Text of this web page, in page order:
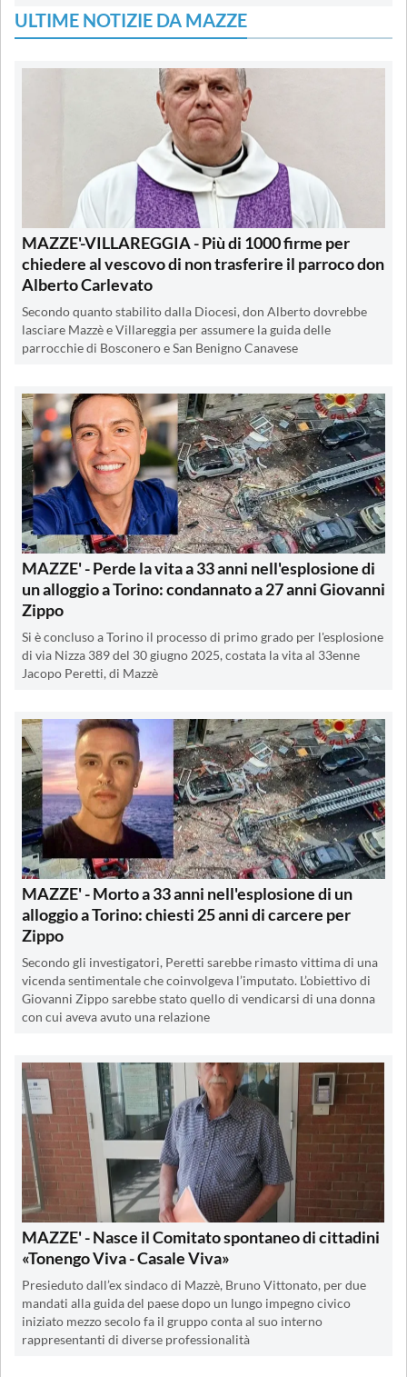
ULTIME NOTIZIE DA MAZZE
MAZZE'-VILLAREGGIA - Più di 1000 firme per
chiedere al vescovo di non trasferire il parroco don
Alberto Carlevato
Secondo quanto stabilito dalla Diocesi, don Alberto dovrebbe
lasciare Mazzè e Villareggia per assumere la guida delle
parrocchie di Bosconero e San Benigno Canavese
MAZZE' - Perde la vita a 33 anni nell'esplosione di
un alloggio a Torino: condannato a 27 anni Giovanni
Zippo
Si è concluso a Torino il processo di primo grado per l'esplosione
di via Nizza 389 del 30 giugno 2025, costata la vita al 33enne
Jacopo Peretti, di Mazzè
MAZZE' - Morto a 33 anni nell'esplosione di un
alloggio a Torino: chiesti 25 anni di carcere per
Zippo
Secondo gli investigatori, Peretti sarebbe rimasto vittima di una
vicenda sentimentale che coinvolgeva l’imputato. L’obiettivo di
Giovanni Zippo sarebbe stato quello di vendicarsi di una donna
con cui aveva avuto una relazione
MAZZE' - Nasce il Comitato spontaneo di cittadini
«Tonengo Viva - Casale Viva»
Presieduto dall’ex sindaco di Mazzè, Bruno Vittonato, per due
mandati alla guida del paese dopo un lungo impegno civico
iniziato mezzo secolo fa il gruppo conta al suo interno
rappresentanti di diverse professionalità